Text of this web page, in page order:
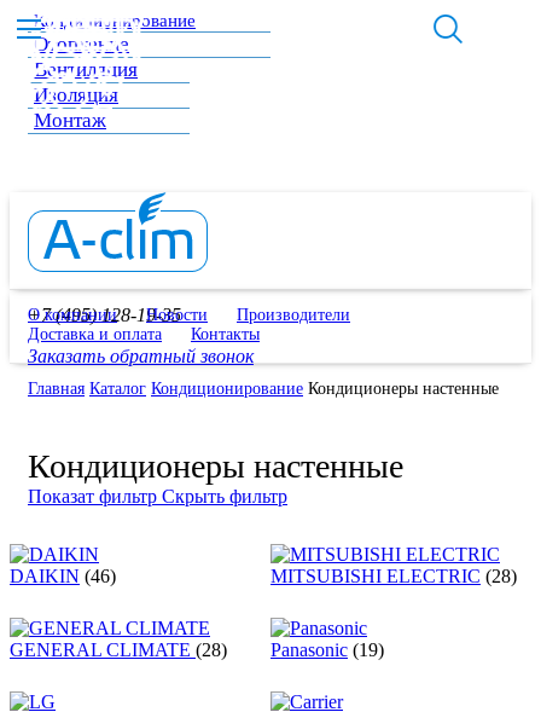
Кондиционирование
Отопление
Вентиляция
Изоляция
Монтаж
+7 (495) 128-19-35
Заказать обратный звонок
О компании Новости
Производители
Доставка и оплата
Контакты
Главная Каталог Кондиционирование Кондиционеры настенные
Кондиционеры настенные
Показат фильтр Скрыть фильтр
DAIKIN (46) MITSUBISHI ELECTRIC (28)
GENERAL CLIMATE (28) Panasonic (19)